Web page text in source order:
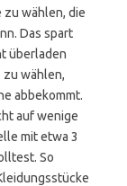
zu wählen, die
Das spart
überladen
zu wählen,
abbekommt.
auf wenige
mit etwa 3
So